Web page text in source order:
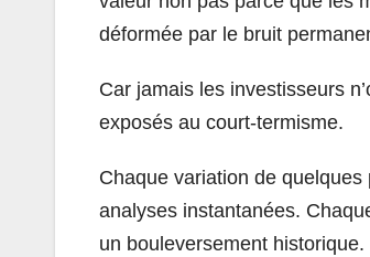
déformée par le bruit
Car jamais les investisseurs
exposés au court-termisme.
Chaque variation de
analyses instantanées.
un bouleversement historique.